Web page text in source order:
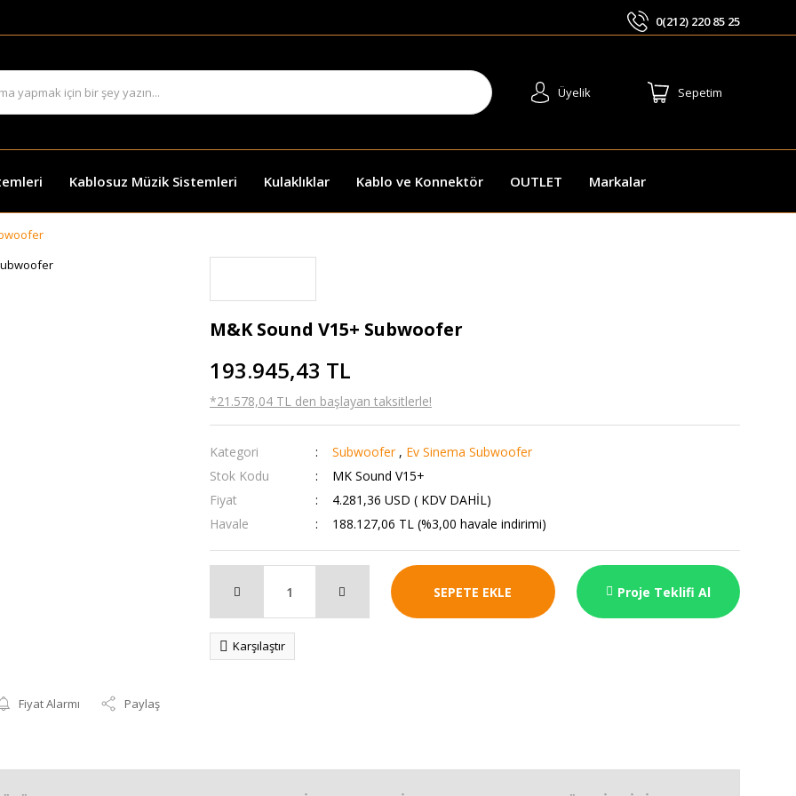
0(212) 220 85 25
Üyelik Sepetim
Kablosuz Müzik Sistemleri Kulaklıklar Kablo ve Konnektör OUTLET Markalar
Fiyat Alarmı Paylaş
M&K Sound V15+ Subwoofer
193.945,43 TL
*21.578,04 TL den başlayan taksitlerle!
Kategori Subwoofer , Ev Sinema Subwoofer
Stok Kodu
MK Sound V15+
Fiyat
4.281,36 USD ( KDV DAHİL)
Havale
188.127,06 TL (%3,00 havale indirimi)
SEPETE EKLE Proje Teklifi Al
Karşılaştır